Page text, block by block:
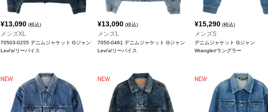
¥13,090 (税込)
メンズXL
70503-0255 デニムジャケット Gジャン
Levi's/リーバイス
¥13,090 (税込)
メンズL
7050-0461 デニムジャケット Gジャン
Levi's/リーバイス
¥15,290 (税込)
メンズS
デニムジャケット Gジャン
Wrangler/ラングラー